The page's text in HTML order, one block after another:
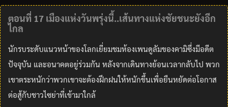
ตอนที่ 17 เมืองแห่งวันพรุ่งนี้..เส้นทางแห่งชัยชนะยังอีก
ไกล
นักรบระดับแนวหน้าของโลกเยี่ยมชมห้องเพนดูลัมของคามิซึ่งมีอดีต
ปัจจุบัน และอนาคตอยู่ร่วมกัน หลังจากเดินทางย้อนเวลากลับไป พวก
เขาตระหนักว่าพวกเขาจะต้องฝึกฝนให้หนักขึ้นเพื่อยืนหยัดต่อโอกาส
ต่อสู้กับชาวไซย่าที่เข้ามาใกล้